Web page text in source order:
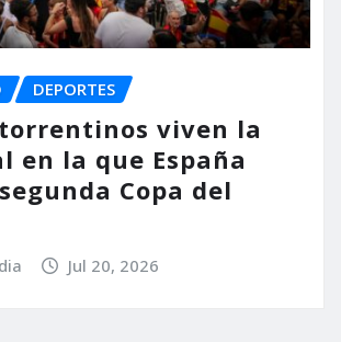
DEPORTES
viven la
en la que España
Copa del
Jul 20, 2026